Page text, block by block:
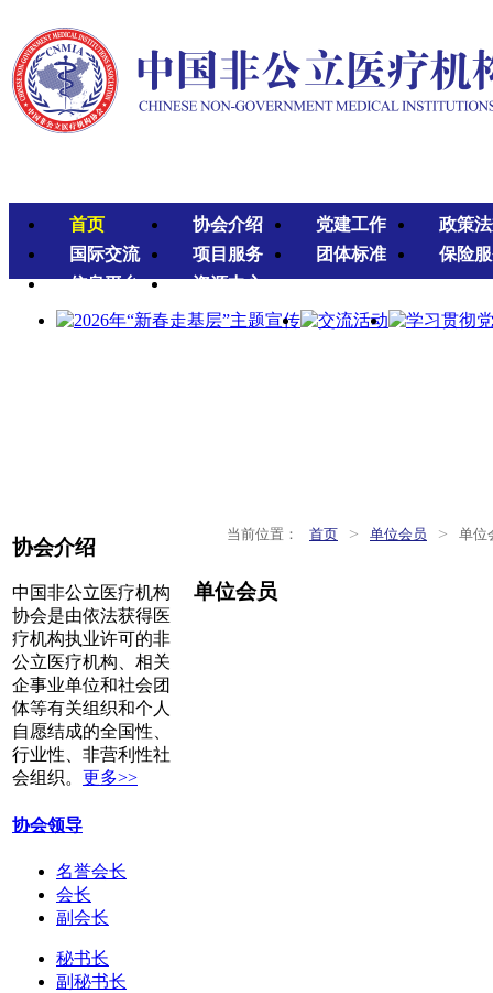
首页 协会介绍 党建工作
政策
国际交流
项目服务 团体标准
保险
信息平台
资源中心
协会介绍
中国非公立医疗机构
协会是由依法获得医
疗机构执业许可的非
公立医疗机构、相关
企事业单位和社会团
体等有关组织和个人
自愿结成的全国性、
行业性、非营利性社
会组织。 更多>>
协会领导
名誉会长
会长
副会长
秘书长
副秘书长
当前位置： 首页 > 单位会员 > 单位
单位会员